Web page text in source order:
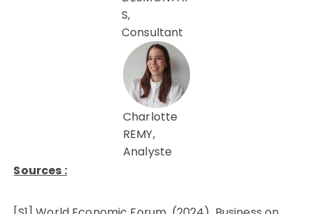
S,
Consultant
Charlotte
REMY,
Analyste
Sources :